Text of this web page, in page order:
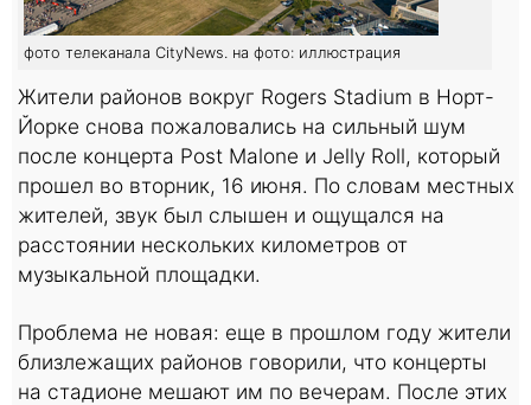
фото телеканала CityNews. на фото: иллюстрация
Жители районов вокруг Rogers Stadium в Норт-
Йорке снова пожаловались на сильный шум
после концерта Post Malone и Jelly Roll, который
прошел во вторник, 16 июня. По словам местных
жителей, звук был слышен и ощущался на
расстоянии нескольких километров от
музыкальной площадки.
Проблема не новая: еще в прошлом году жители
близлежащих районов говорили, что концерты
на стадионе мешают им по вечерам. После этих